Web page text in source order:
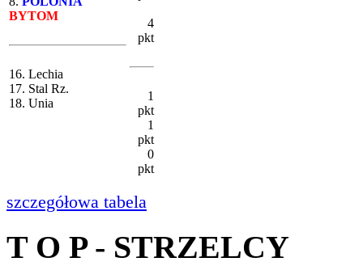
BYTOM
16. Lechia
17. Stal Rz.
18. Unia
4
pkt
1
pkt
1
pkt
0
pkt
szczegółowa tabela
T O P - STRZELCY